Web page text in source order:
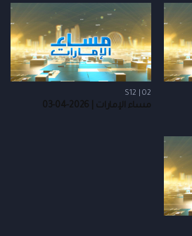
S12 | 02
مساء الإمارات | 2026-04-03